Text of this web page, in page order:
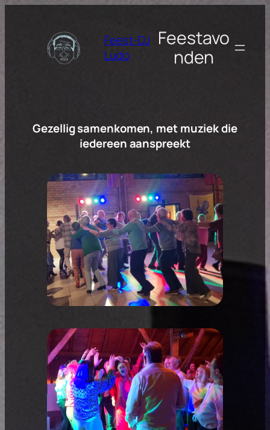
Feest-DJ
Ludo
Feestavo
nden
Gezellig samenkomen, met muziek die
iedereen aanspreekt